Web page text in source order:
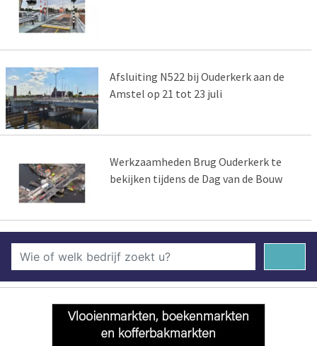
Afsluiting N522 bij Ouderkerk aan de
Amstel op 21 tot 23 juli
Werkzaamheden Brug Ouderkerk te
bekijken tijdens de Dag van de Bouw